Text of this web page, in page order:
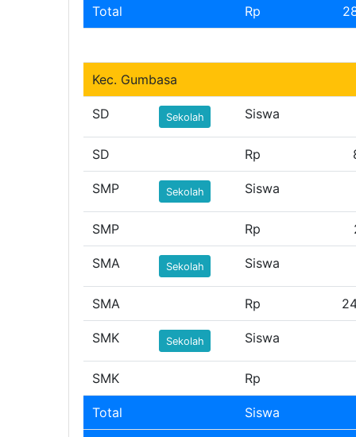
Total Rp
Kec. Gumbasa
SD Sekolah Siswa
SD Rp
SMP Sekolah Siswa
SMP Rp
SMA Sekolah Siswa
SMA Rp
SMK Sekolah Siswa
SMK Rp
Total Siswa